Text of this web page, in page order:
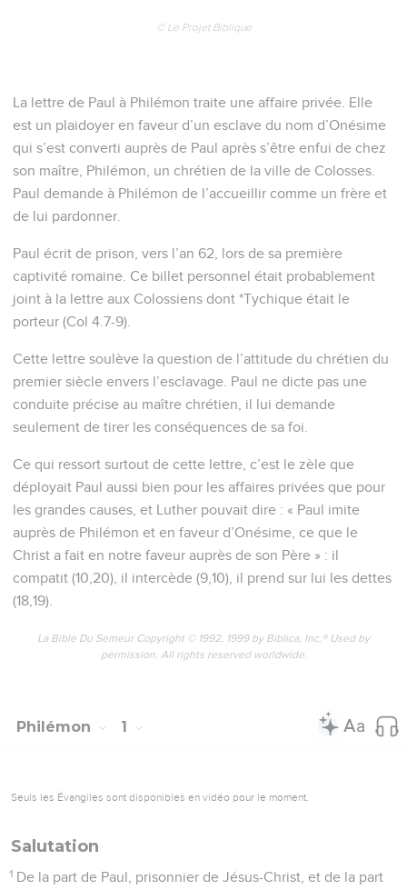
© Le Projet Biblique
La lettre de Paul à Philémon traite une affaire privée. Elle
est un plaidoyer en faveur d’un esclave du nom d’Onésime
qui s’est converti auprès de Paul après s’être enfui de chez
son maître, Philémon, un chrétien de la ville de Colosses.
Paul demande à Philémon de l’accueillir comme un frère et
de lui pardonner.
Paul écrit de prison, vers l’an 62, lors de sa première
captivité romaine. Ce billet personnel était probablement
joint à la lettre aux Colossiens dont *Tychique était le
porteur (Col 4.7-9).
Cette lettre soulève la question de l’attitude du chrétien du
premier siècle envers l’esclavage. Paul ne dicte pas une
conduite précise au maître chrétien, il lui demande
seulement de tirer les conséquences de sa foi.
Ce qui ressort surtout de cette lettre, c’est le zèle que
déployait Paul aussi bien pour les affaires privées que pour
les grandes causes, et Luther pouvait dire : « Paul imite
auprès de Philémon et en faveur d’Onésime, ce que le
Christ a fait en notre faveur auprès de son Père » : il
compatit (10,20), il intercède (9,10), il prend sur lui les dettes
(18,19).
La Bible Du Semeur Copyright © 1992, 1999 by Biblica, Inc.® Used by
permission. All rights reserved worldwide.
Philémon 1
Seuls les Évangiles sont disponibles en vidéo pour le moment.
Salutation
1 De la part de Paul, prisonnier de Jésus-Christ, et de la part